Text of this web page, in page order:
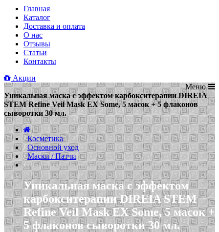
Главная
Каталог
Доставка и оплата
О нас
Отзывы
Статьи
Контакты
Акции
Меню
/Косметика
/Основной уход
/Маски / Патчи
/
Уникальная маска с эффектом
карбокситерапии DIREIA STEM
Refine Veil Mask EX Some, 5 масок +
5 флаконов сыворотки 30 мл.